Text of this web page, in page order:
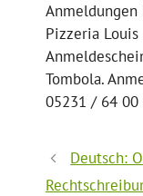
Anmeldungen
Pizzeria
Tombola.
05231 / 64 00
Deutsch: